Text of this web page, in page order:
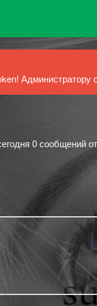
Администратору
0 сообщений